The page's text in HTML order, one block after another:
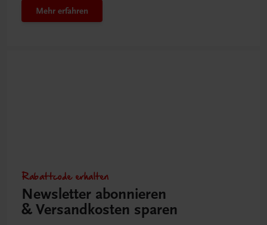
Mehr erfahren
Rabattcode erhalten
Newsletter abonnieren
& Versandkosten sparen